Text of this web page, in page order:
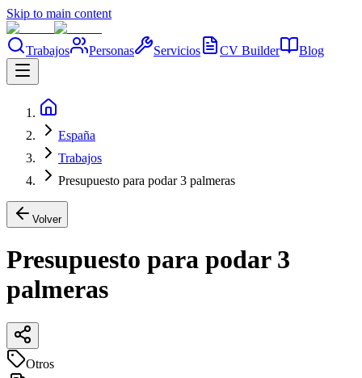
Skip to main content
Trabajos Personas Servicios CV Builder Blog
España
Trabajos
Presupuesto para podar 3 palmeras
Volver
Presupuesto para podar 3
palmeras
Otros